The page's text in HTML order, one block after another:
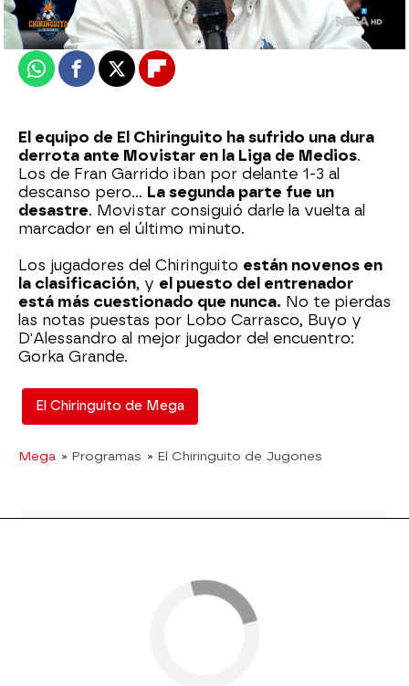
Actualizado:
03 de febrero de 2023, 06:00
Publicado:03 de febrero de 2023, 03:18
WhatsappFacebook
X Flipboard
El equipo de El Chiringuito ha sufrido una dura
derrota ante Movistar en la Liga de Medios.
Los de Fran Garrido iban por delante 1-3 al
descanso pero... La segunda parte fue un
desastre. Movistar consiguió darle la vuelta al
marcador en el último minuto.
Los jugadores del Chiringuito están novenos en
la clasificación, y el puesto del entrenador
está más cuestionado que nunca. No te pierdas
las notas puestas por Lobo Carrasco, Buyo y
D'Alessandro al mejor jugador del encuentro:
Gorka Grande.
El Chiringuito de Mega
Mega » Programas » El Chiringuito de Jugones